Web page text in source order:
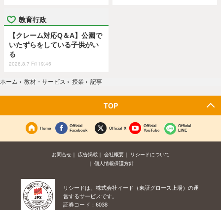
教育行政
【クレーム対応Q＆A】公園で
いたずらをしている子供がい
る
2026.8.7 Fri 19:45
ホーム › 教材・サービス › 授業 › 記事
TOP
Home
Official
Facebook
Official X
Official
YouTube
Official
LINE
お問合せ 広告掲載 会社概要
リシードについて
個人情報保護方針
リシードは、株式会社イード（東証グロース上場）の運
営するサービスです。
証券コード：6038